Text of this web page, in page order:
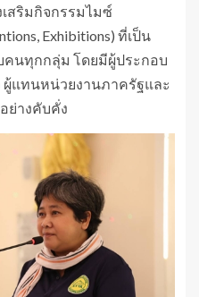
สริมกิจกรรมไมซ์
Exhibitions) ที่เป็น
นทุกกลุ่ม โดยมีผู้ประกอบ
ผู้แทนหน่วยงานภาครัฐและ
ย่างคับคั่ง